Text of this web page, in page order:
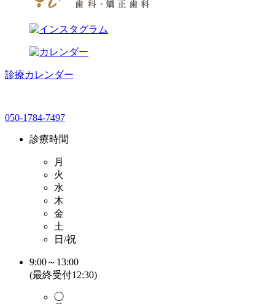
診療カレンダー
050-1784-7497
診療時間
月
火
水
木
金
土
日/祝
9:00～13:00
(最終受付12:30)
◯